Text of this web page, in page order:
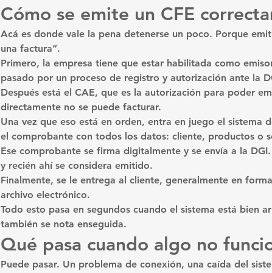
Cómo se emite un CFE
Acá es donde vale la pena detenerse un poco. Porque
una factura”.
Primero, la empresa tiene que estar habilitada como
pasado por un proceso de registro y autorización ante la
Después está el CAE, que es la autorización para poder
directamente no se puede facturar.
Una vez que eso está en orden, entra en juego el sistema
el comprobante con todos los datos: cliente, productos o
Ese comprobante se firma digitalmente y se envía a la
y recién ahí se considera emitido.
Finalmente, se le entrega al cliente, generalmente en
archivo electrónico.
Todo esto pasa en segundos cuando el sistema está bien
también se nota enseguida.
Qué pasa cuando algo no
Puede pasar. Un problema de conexión, una caída del